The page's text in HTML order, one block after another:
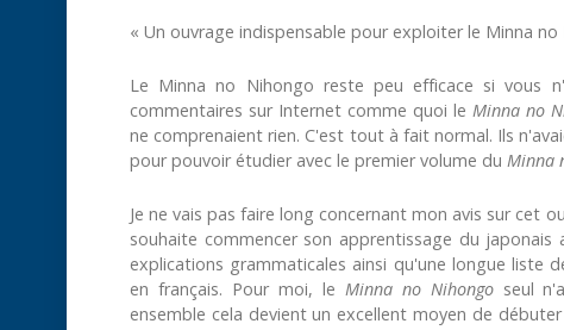
« Un ouvrage indispensable pour exploiter le Minna
Le Minna no Nihongo reste peu efficace si vous
commentaires sur Internet comme quoi le Minna no
ne comprenaient rien. C'est tout à fait normal. Ils
pour pouvoir étudier avec le premier volume du Minna
Je ne vais pas faire long concernant mon avis sur cet
souhaite commencer son apprentissage du japonais
explications grammaticales ainsi qu'une longue liste
en français. Pour moi, le Minna no Nihongoseul
ensemble cela devient un excellent moyen de